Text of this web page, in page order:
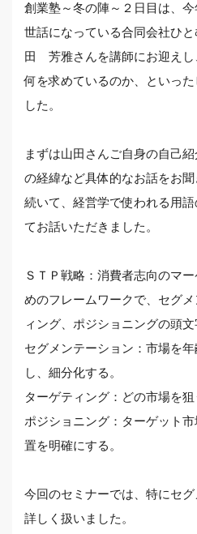
創業塾～冬の陣～２日目は、
世話になっている合同会社ひ
田 芳雅さんを講師にお迎えし
何を求めているのか、といっ
した。
まずは山田さんご自身の自己
の経緯など具体的なお話をお聞
続いて、経営学で使われる用
てお話いただきました。
ＳＴＰ戦略：消費者志向のマ
めのフレームワークで、セグ
ィング、ポジショニングの頭文
セグメンテーション：市場を
し、細分化する。
ターゲティング：どの市場を狙
ポジショニング：ターゲット
置を明確にする。
今回のセミナーでは、特にセ
詳しく扱いました。